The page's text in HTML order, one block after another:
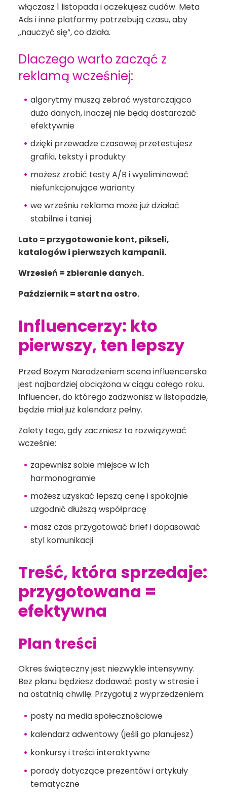
włączasz 1 listopada i oczekujesz cudów. Meta
Ads i inne platformy potrzebują czasu, aby
„nauczyć się”, co działa.
Dlaczego warto zacząć z
reklamą wcześniej:
algorytmy muszą zebrać wystarczająco
dużo danych, inaczej nie będą dostarczać
efektywnie
dzięki przewadze czasowej przetestujesz
grafiki, teksty i produkty
możesz zrobić testy A/B i wyeliminować
niefunkcjonujące warianty
we wrześniu reklama może już działać
stabilnie i taniej
Lato = przygotowanie kont, pikseli,
katalogów i pierwszych kampanii.
Wrzesień = zbieranie danych.
Październik = start na ostro.
Influencerzy: kto
pierwszy, ten lepszy
Przed Bożym Narodzeniem scena influencerska
jest najbardziej obciążona w ciągu całego roku.
Influencer, do którego zadzwonisz w listopadzie,
będzie miał już kalendarz pełny.
Zalety tego, gdy zaczniesz to rozwiązywać
wcześnie:
zapewnisz sobie miejsce w ich
harmonogramie
możesz uzyskać lepszą cenę i spokojnie
uzgodnić dłuższą współpracę
masz czas przygotować brief i dopasować
styl komunikacji
Treść, która sprzedaje:
przygotowana =
efektywna
Plan treści
Okres świąteczny jest niezwykle intensywny.
Bez planu będziesz dodawać posty w stresie i
na ostatnią chwilę. Przygotuj z wyprzedzeniem:
posty na media społecznościowe
kalendarz adwentowy (jeśli go planujesz)
konkursy i treści interaktywne
porady dotyczące prezentów i artykuły
tematyczne